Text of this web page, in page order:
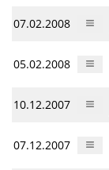
07.02.2008
05.02.2008
10.12.2007
07.12.2007